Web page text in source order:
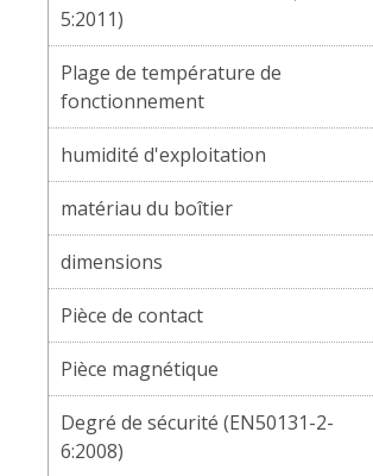
5:2011)
Plage de température de
fonctionnement
humidité d'exploitation
matériau du boîtier
dimensions
Pièce de contact
Pièce magnétique
Degré de sécurité (EN50131-2-
6:2008)